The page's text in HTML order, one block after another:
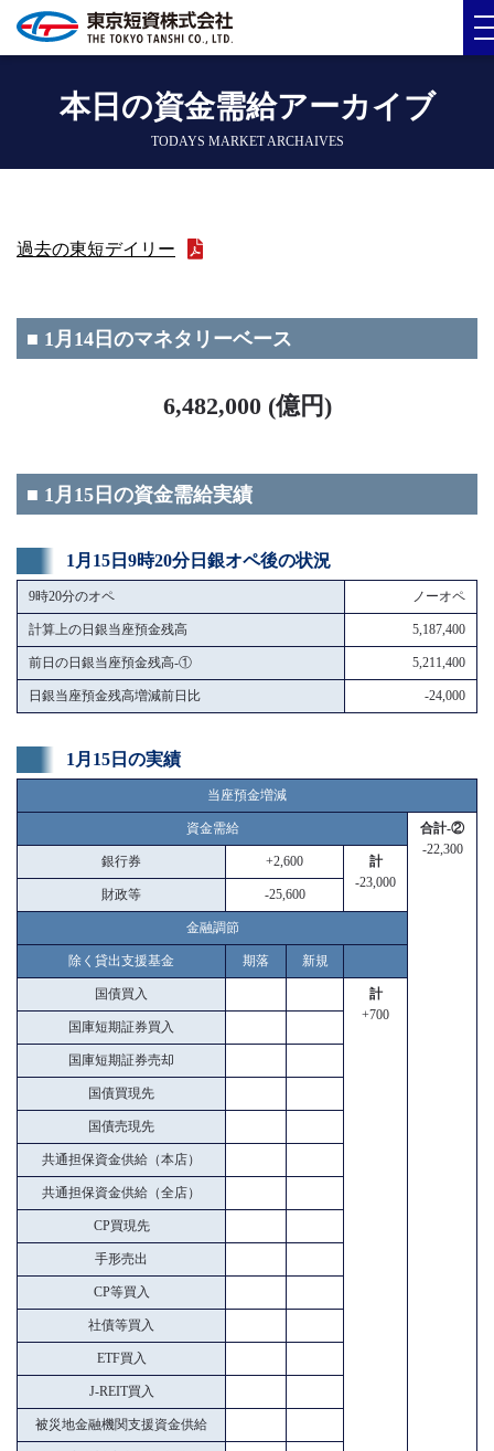
本日の資金需給アーカイブ
TODAYS MARKET ARCHAIVES
過去の東短デイリー
■ 1月14日のマネタリーベース
6,482,000 (億円)
■ 1月15日の資金需給実績
1月15日9時20分日銀オペ後の状況
9時20分のオペ ノーオペ
計算上の日銀当座預金残高 5,187,400
前日の日銀当座預金残高-① 5,211,400
日銀当座預金残高増減前日比 -24,000
1月15日の実績
当座預金増減
資金需給
合計-②
-22,300
銀行券 +2,600
計
-23,000
財政等 -25,600
金融調節
除く貸出支援基金 期落 新規
国債買入
計
+700
国庫短期証券買入
国庫短期証券売却
国債買現先
国債売現先
共通担保資金供給（本店）
共通担保資金供給（全店）
CP買現先
手形売出
CP等買入
社債等買入
ETF買入
J-REIT買入
被災地金融機関支援資金供給